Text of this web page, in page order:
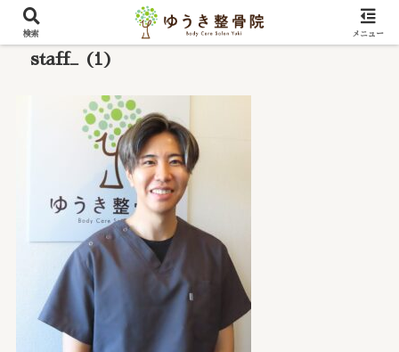
staff_ (1)
検索 メニュー